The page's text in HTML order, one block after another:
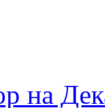
на